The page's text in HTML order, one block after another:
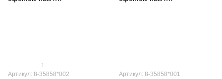
1
Артикул: 8-35858*002
Артикул: 8-35858*001